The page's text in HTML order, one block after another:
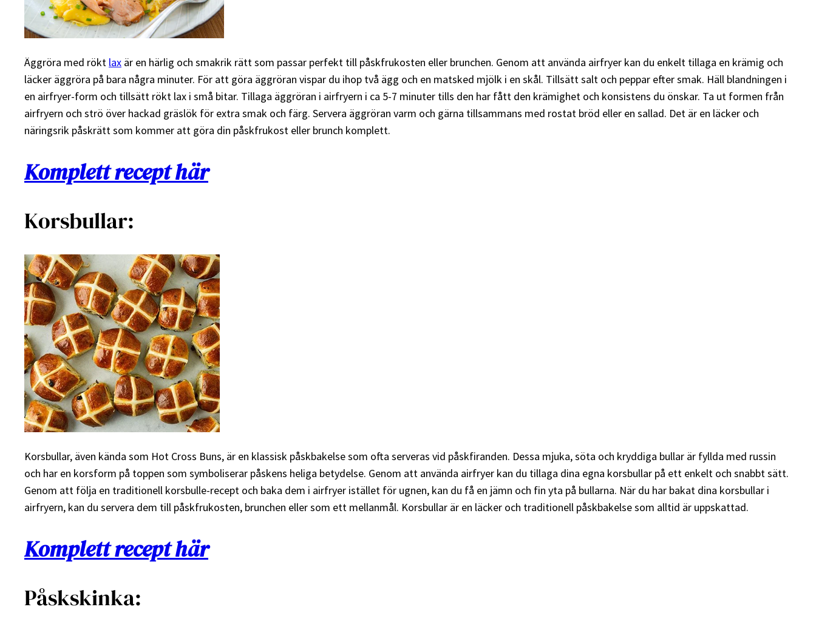
Äggröra med rökt lax är en härlig och smakrik rätt som passar perfekt till påskfrukosten eller brunchen. Genom att använda airfryer kan du enkelt tillaga en krämig och
läcker äggröra på bara några minuter. För att göra äggröran vispar du ihop två ägg och en matsked mjölk i en skål. Tillsätt salt och peppar efter smak. Häll blandningen i
en airfryer-form och tillsätt rökt lax i små bitar. Tillaga äggröran i airfryern i ca 5-7 minuter tills den har fått den krämighet och konsistens du önskar. Ta ut formen från
airfryern och strö över hackad gräslök för extra smak och färg. Servera äggröran varm och gärna tillsammans med rostat bröd eller en sallad. Det är en läcker och
näringsrik påskrätt som kommer att göra din påskfrukost eller brunch komplett.
Komplett recept här
Korsbullar:
Korsbullar, även kända som Hot Cross Buns, är en klassisk påskbakelse som ofta serveras vid påskfiranden. Dessa mjuka, söta och kryddiga bullar är fyllda med russin
och har en korsform på toppen som symboliserar påskens heliga betydelse. Genom att använda airfryer kan du tillaga dina egna korsbullar på ett enkelt och snabbt sätt.
Genom att följa en traditionell korsbulle-recept och baka dem i airfryer istället för ugnen, kan du få en jämn och fin yta på bullarna. När du har bakat dina korsbullar i
airfryern, kan du servera dem till påskfrukosten, brunchen eller som ett mellanmål. Korsbullar är en läcker och traditionell påskbakelse som alltid är uppskattad.
Komplett recept här
Påskskinka: